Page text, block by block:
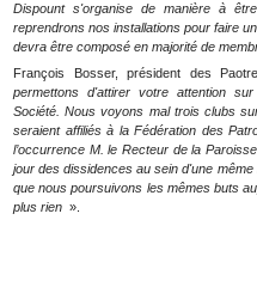
Dispount s'organise de manière à
reprendrons nos installations pour faire
devra être composé en majorité de
François Bosser, président des
permettons d'attirer votre attention
Société. Nous voyons mal trois clubs
seraient affiliés à la Fédération des
l’occurrence M. le Recteur de la
jour des dissidences au sein d'une
que nous poursuivons les mêmes buts
plus rien ».